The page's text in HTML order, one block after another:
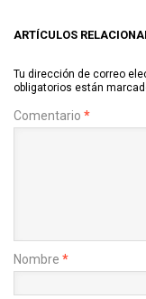
ARTÍCULOS
Tu dirección de correo
obligatorios están
Comentario *
Nombre *